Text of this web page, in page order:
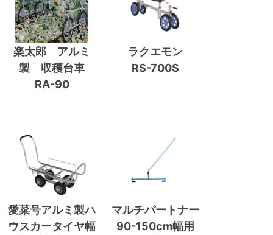
楽太郎 アルミ
製 収穫台車
RA-90
ラクエモン
RS-700S
愛菜号アルミ製ハ
ウスカータイヤ幅
マルチパートナー
90-150cm幅用